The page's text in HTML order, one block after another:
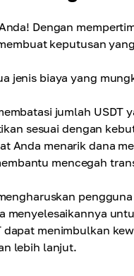
Dengan
keputusan
jenis biaya yang
jumlah USDT
sesuai dengan
Anda menarik dana
mencegah
menyelesaikannya
dapat menimbulkan
lebih lanjut.